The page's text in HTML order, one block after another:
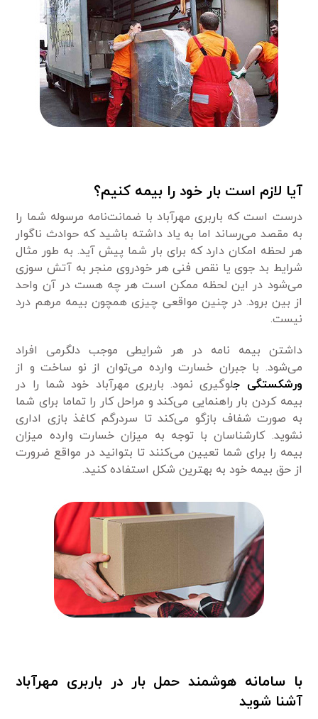
آیا لازم است بار خود را بیمه کنیم؟
درست است که باربری مهرآباد با ضمانت‌نامه مرسوله شما را
به مقصد می‌رساند اما به یاد داشته باشید که حوادث ناگوار
هر لحظه امکان دارد که برای بار شما پیش آید. به طور مثال
شرایط بد جوی یا نقص فنی هر خودروی منجر به آتش سوزی
می‌شود در این لحظه ممکن است هر چه هست در آن واحد
از بین برود. در چنین مواقعی چیزی همچون بیمه مرهم درد
نیست.
داشتن بیمه نامه در هر شرایطی موجب دلگرمی افراد
می‌شود. با جبران خسارت وارده می‌توان از نو ساخت و از
ورشکستگی جلوگیری نمود. باربری مهرآباد خود شما را در
بیمه کردن بار راهنمایی می‌کند و مراحل کار را تماما برای شما
به صورت شفاف بازگو می‌کند تا سردرگم کاغذ بازی اداری
نشوید. کارشناسان با توجه به میزان خسارت وارده میزان
بیمه را برای شما تعیین می‌کنند تا بتوانید در مواقع ضرورت
از حق بیمه خود به بهترین شکل استفاده کنید.
با سامانه هوشمند حمل بار در باربری مهرآباد
آشنا شوید